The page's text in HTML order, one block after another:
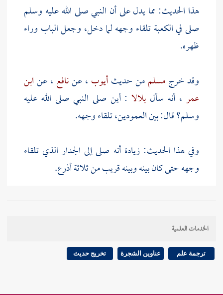
هذا الحديث: مما يدل على أن النبي صلى الله عليه وسلم
صلى فيالكعبةتلقاء وجهه لما دخل، وجعل الباب وراء
ظهره.
وقد خرجمسلممن حديثأيوب ، عننافع ، عنابن
عمر ، أنه سأل بلالا : أين صلى النبي صلى الله عليه
وسلم؟ قال: بين العمودين، تلقاء وجهه.
وفي هذا الحديث: زيادة أنه صلى إلى الجدار الذي تلقاء
وجهه حتى كان بينه وبينه قريب من ثلاثة أذرع.
وقد روي في حديثمالك، عننافع، عنابن عمر، عن
بلال هذه الزيادة - أيضا - وأنه صلى وبينه وبين القبلة
ثلاثة أذرع.
الخدمات العلمية
ترجمة علم عناوين الشجرة تخريج حديث